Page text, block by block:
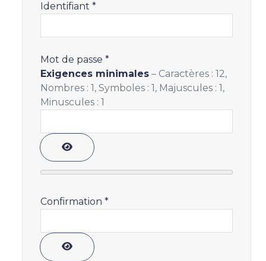
Identifiant *
Mot de passe *
Exigences minimales – Caractères : 12,
Nombres : 1, Symboles : 1, Majuscules : 1,
Minuscules : 1
Afficher le mot de passe
Confirmation *
Afficher le mot de passe